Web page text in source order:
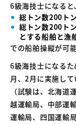
6級海技士になると、
総トン数200ト
総トン数200ト
とする船舶と漁
での船舶操縦が可
6級海技士になる
月、2月に実施して
（試験は、北海道
越運輸局、中部運
運輸局、四国運輸